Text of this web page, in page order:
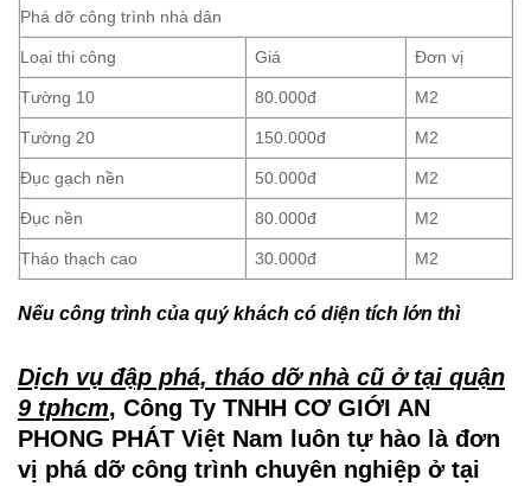
Phá dỡ công trình nhà dân
Loại thi công Giá Đơn vị
Tường 10 80.000đ M2
Tường 20 150.000đ M2
Đục gạch nền 50.000đ M2
Đục nền 80.000đ M2
Tháo thạch cao 30.000đ M2
Nếu công trình của quý khách có diện tích lớn thì
Dịch vụ đập phá, tháo dỡ nhà cũ ở tại quận
9 tphcm, Công Ty TNHH CƠ GIỚI AN
PHONG PHÁT Việt Nam luôn tự hào là đơn
vị phá dỡ công trình chuyên nghiệp ở tại